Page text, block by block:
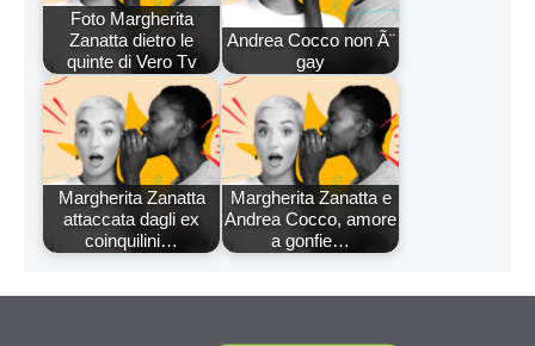
Foto Margherita
Zanatta dietro le
quinte di Vero Tv
Andrea Cocco non Ã¨
gay
Margherita Zanatta
attaccata dagli ex
coinquilini…
Margherita Zanatta e
Andrea Cocco, amore
a gonfie…